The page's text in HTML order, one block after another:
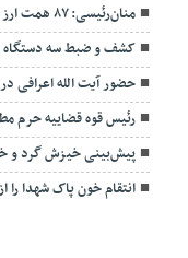
منان‌رئیسی: ۸۷ همت ارز بازنگشته در قم تنها در اختیار ۱۴ متعهد است
کشف و ضبط سه دستگاه
حضور آیت الله اعرافی
رئیس قوه قضاییه حرم
پیش‌بینی خیزش گرد و
انتقام خون پاک شهدا را